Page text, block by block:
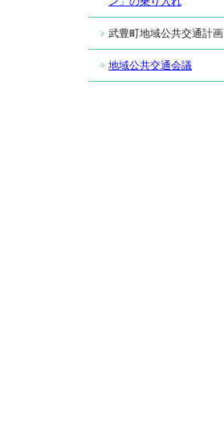
武豊町地域公共交通計画
地域公共交通会議